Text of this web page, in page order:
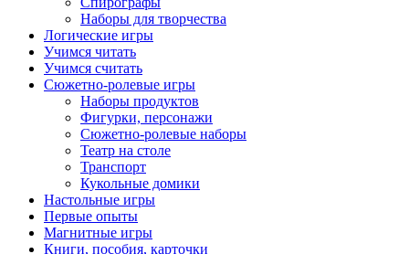
Наборы для творчества
Логические игры
Учимся читать
Учимся считать
Сюжетно-ролевые игры
Наборы продуктов
Фигурки, персонажи
Сюжетно-ролевые наборы
Театр на столе
Транспорт
Кукольные домики
Настольные игры
Первые опыты
Магнитные игры
Книги, пособия, карточки